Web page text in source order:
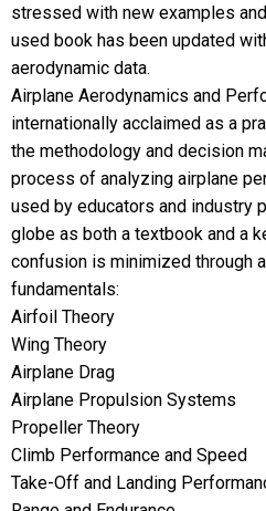
stressed with new examples
used book has been updated
aerodynamic data.
Airplane Aerodynamics and
internationally acclaimed as a
the methodology and decision
process of analyzing airplane
used by educators and industry
globe as both a textbook and a
confusion is minimized through
fundamentals:
Airfoil Theory
Wing Theory
Airplane Drag
Airplane Propulsion Systems
Propeller Theory
Climb Performance and Speed
Take-Off and Landing